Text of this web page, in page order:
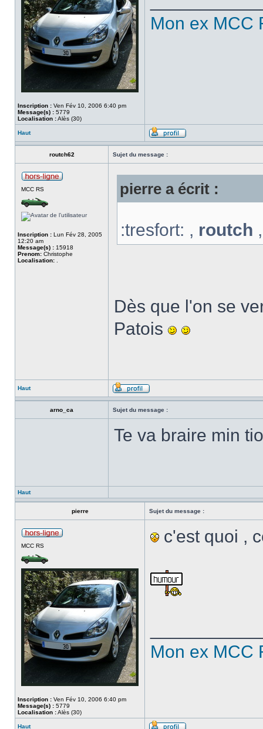
Inscription : Ven Fév 10, 2006 6:40 pm
Message(s) : 5779
Localisation :Alès (30)
Mon ex MCC
Haut
routch62 Sujet du message :
MCC RS
Inscription : Lun Fév 28, 2005
12:20 am
Message(s) : 15918
Prenom: Christophe
Localisation:
pierre a écrit :
:tresfort: , routch
Dès que l'on se
Patois
Haut
arno_ca Sujet du message :
Te va braire min
Haut
pierre Sujet du message :
MCC RS
Inscription : Ven Fév 10, 2006 6:40 pm
Message(s) : 5779
Localisation :Alès (30)
c'est quoi ,
Mon ex MCC
Haut